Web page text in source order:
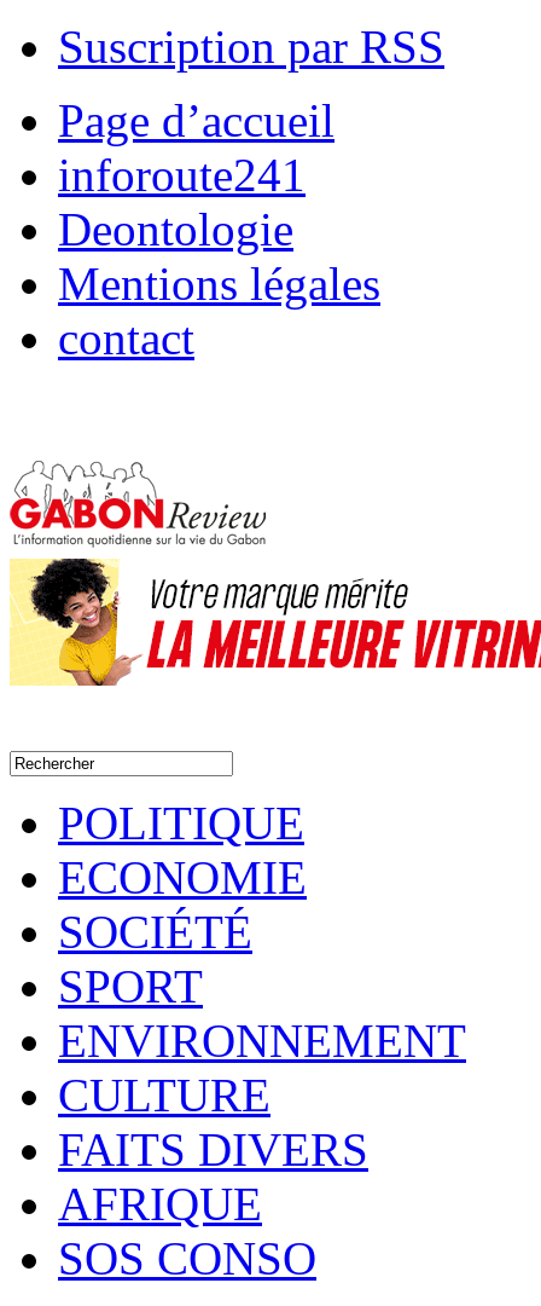
Suscription par RSS
Page d’accueil
inforoute241
Deontologie
Mentions légales
contact
POLITIQUE
ECONOMIE
SOCIÉTÉ
SPORT
ENVIRONNEMENT
CULTURE
FAITS DIVERS
AFRIQUE
SOS CONSO